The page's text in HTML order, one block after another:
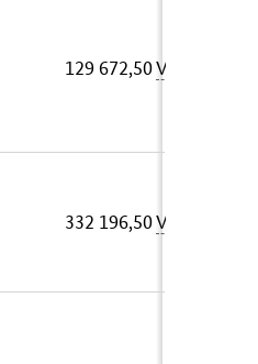
129 672,50VM
332 196,50VM